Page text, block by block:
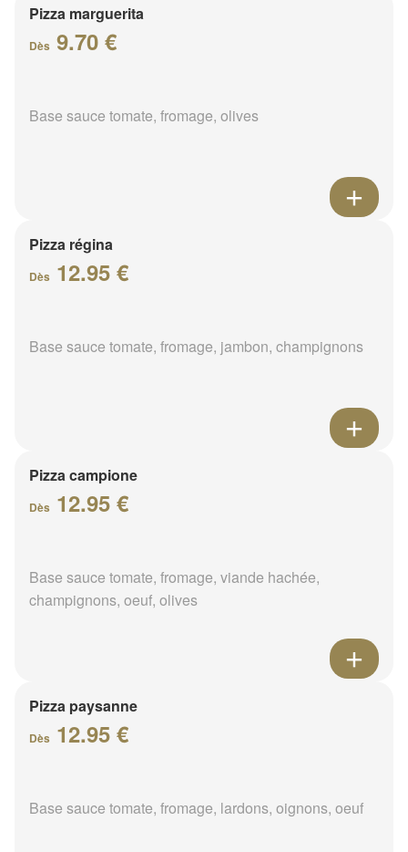
Pizza marguerita
Dès 9.70 €
Base sauce tomate, fromage, olives
Pizza régina
Dès 12.95 €
Base sauce tomate, fromage, jambon, champignons
Pizza campione
Dès 12.95 €
Base sauce tomate, fromage, viande hachée,
champignons, oeuf, olives
Pizza paysanne
Dès 12.95 €
Base sauce tomate, fromage, lardons, oignons, oeuf